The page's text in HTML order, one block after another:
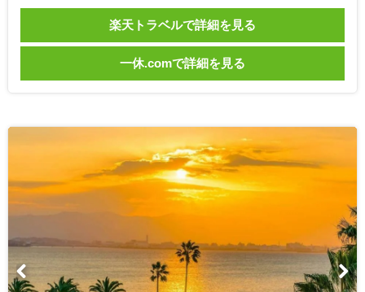
楽天トラベルで詳細を見る
一休.comで詳細を見る